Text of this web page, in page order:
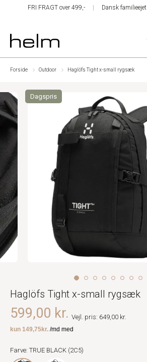
FRI FRAGT over 499,- Dansk familieejet
Forside Outdoor Haglöfs Tight x-small rygsæk
Dagspris
Haglöfs Tight x-small rygsæk
599,00 kr. Vejl. pris: 649,00 kr.
Farve: TRUE BLACK (2C5)